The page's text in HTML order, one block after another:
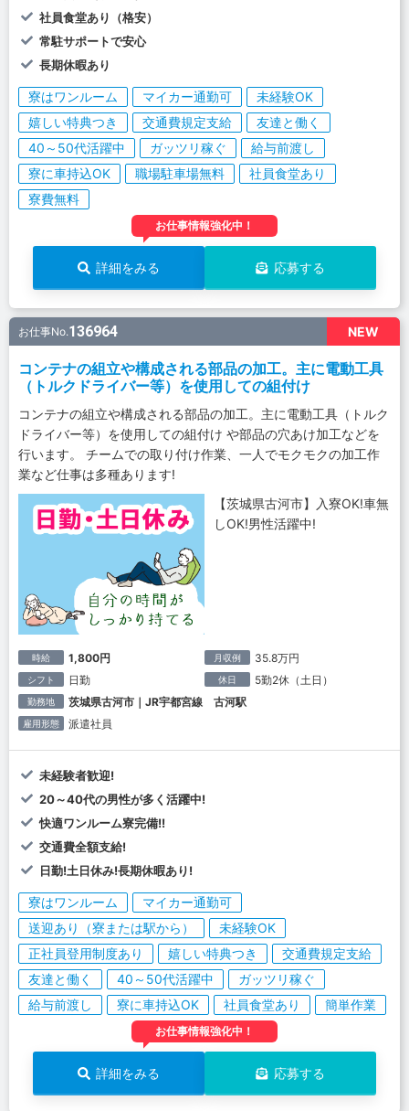
社員食堂あり（格安）
常駐サポートで安心
長期休暇あり
寮はワンルーム マイカー通勤可
未経験OK
嬉しい特典つき
交通費規定支給
友達と働く
40～50代活躍中
ガッツリ稼ぐ
給与前渡し
寮に車持込OK
職場駐車場無料
社員食堂あり
寮費無料
お仕事情報強化中！
詳細をみる 応募する
NEW
お仕事No.136964
コンテナの組立や構成される部品の加工。主に電動工具
（トルクドライバー等）を使用しての組付け
コンテナの組立や構成される部品の加工。主に電動工具（トルク
ドライバー等）を使用しての組付け や部品の穴あけ加工などを
行います。 チームでの取り付け作業、一人でモクモクの加工作
業など仕事は多種あります!
【茨城県古河市】入寮OK!車無
しOK!男性活躍中!
時給 1,800円 月収例 35.8万円
シフト 日勤 休日 5勤2休（土日）
勤務地 茨城県古河市｜JR宇都宮線 古河駅
雇用形態 派遣社員
未経験者歓迎!
20～40代の男性が多く活躍中!
快適ワンルーム寮完備!!
交通費全額支給!
日勤!土日休み!長期休暇あり!
寮はワンルーム
マイカー通勤可
送迎あり（寮または駅から）
未経験OK
正社員登用制度あり
嬉しい特典つき
交通費規定支給
友達と働く
40～50代活躍中
ガッツリ稼ぐ
給与前渡し
寮に車持込OK 社員食堂あり 簡単作業
お仕事情報強化中！
詳細をみる 応募する